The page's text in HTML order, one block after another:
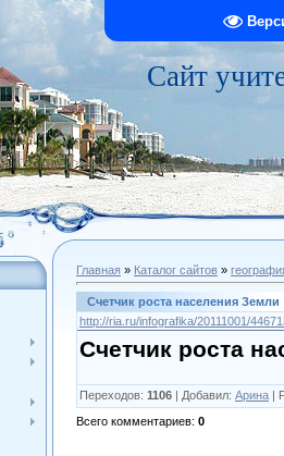
Сайт
Главная » Каталог сайтов »
Счетчик роста населения Земли
http://ria.ru/infografika/20111001/
Счетчик роста
Переходов: 1106 | Добавил: Арина |
Всего комментариев: 0